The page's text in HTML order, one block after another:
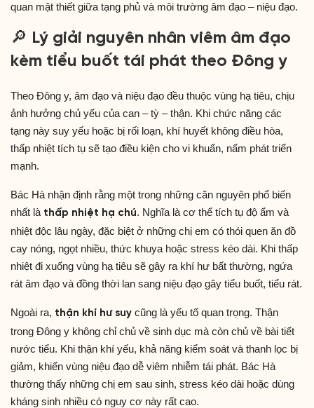
quan mật thiết giữa tạng phủ và môi trường âm đạo – niệu đạo.
🔎 Lý giải nguyên nhân viêm âm đạo
kèm tiểu buốt tái phát theo Đông y
Theo Đông y, âm đạo và niệu đạo đều thuộc vùng hạ tiêu, chịu
ảnh hưởng chủ yếu của can – tỳ – thận. Khi chức năng các
tạng này suy yếu hoặc bị rối loạn, khí huyết không điều hòa,
thấp nhiệt tích tụ sẽ tạo điều kiện cho vi khuẩn, nấm phát triển
mạnh.
Bác Hà nhận định rằng một trong những căn nguyên phổ biến
nhất là thấp nhiệt hạ chú. Nghĩa là cơ thể tích tụ độ ẩm và
nhiệt độc lâu ngày, đặc biệt ở những chị em có thói quen ăn đồ
cay nóng, ngọt nhiều, thức khuya hoặc stress kéo dài. Khi thấp
nhiệt đi xuống vùng hạ tiêu sẽ gây ra khí hư bất thường, ngứa
rát âm đạo và đồng thời lan sang niệu đạo gây tiểu buốt, tiểu rát.
Ngoài ra, thận khí hư suy cũng là yếu tố quan trọng. Thận
trong Đông y không chỉ chủ về sinh dục mà còn chủ về bài tiết
nước tiểu. Khi thận khí yếu, khả năng kiểm soát và thanh lọc bị
giảm, khiến vùng niệu đạo dễ viêm nhiễm tái phát. Bác Hà
thường thấy những chị em sau sinh, stress kéo dài hoặc dùng
kháng sinh nhiều có nguy cơ này rất cao.